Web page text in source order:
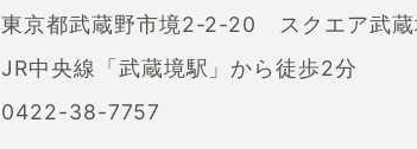
東京都武蔵野市境2-2-20 スクエア武
JR中央線「武蔵境駅」から徒歩2分
0422-38-7757